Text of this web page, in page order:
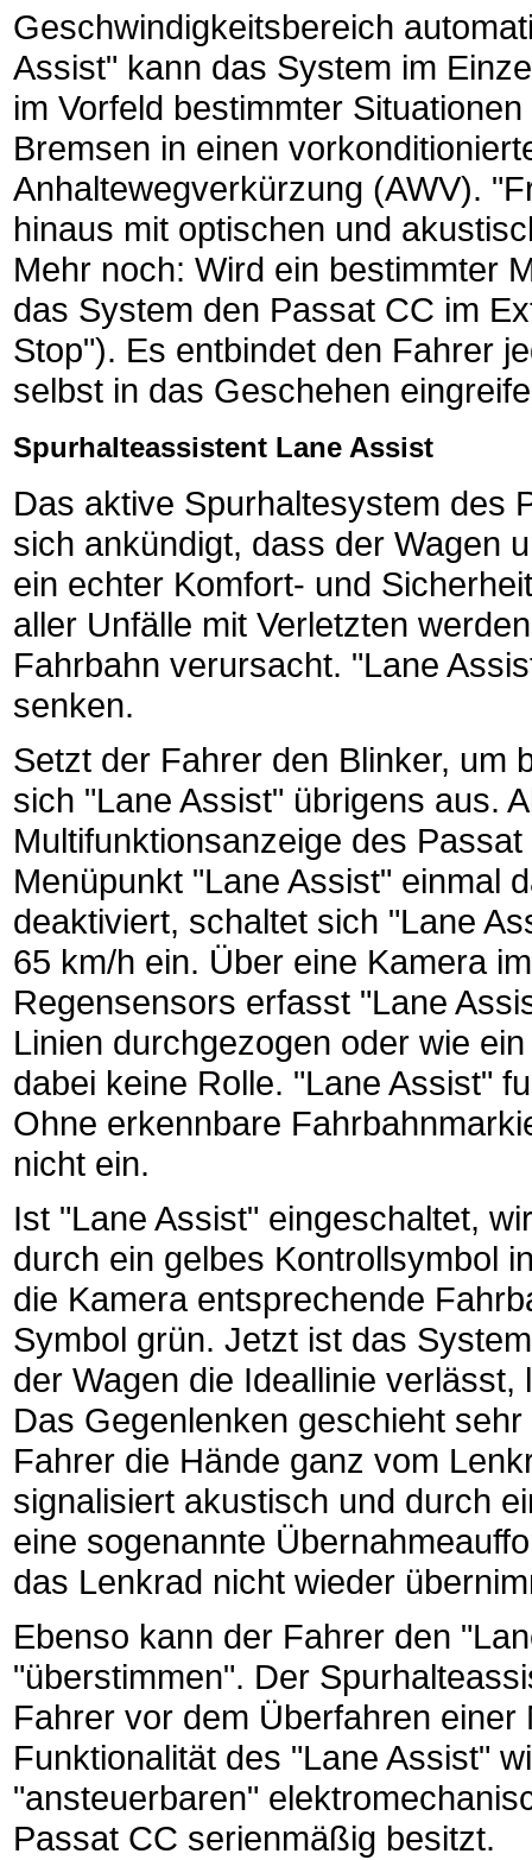
Geschwindigkeitsbereich
Assist" kann das System im
im Vorfeld bestimmter
Bremsen in einen
Anhaltewegverkürzung (AWV).
hinaus mit optischen und
Mehr noch: Wird ein bestimmter
das System den Passat CC im
Stop"). Es entbindet den Fahrer
selbst in das Geschehen
Spurhalteassistent Lane Assist
Das aktive Spurhaltesystem des
sich ankündigt, dass der Wagen
ein echter Komfort- und
aller Unfälle mit Verletzten
Fahrbahn verursacht. "Lane
senken.
Setzt der Fahrer den Blinker, um
sich "Lane Assist" übrigens aus.
Multifunktionsanzeige des
Menüpunkt "Lane Assist" einmal
deaktiviert, schaltet sich "Lane
65 km/h ein. Über eine Kamera
Regensensors erfasst "Lane
Linien durchgezogen oder wie
dabei keine Rolle. "Lane Assist"
Ohne erkennbare
nicht ein.
Ist "Lane Assist" eingeschaltet,
durch ein gelbes Kontrollsymbol
die Kamera entsprechende
Symbol grün. Jetzt ist das
der Wagen die Ideallinie
Das Gegenlenken geschieht
Fahrer die Hände ganz vom
signalisiert akustisch und durch
eine sogenannte
das Lenkrad nicht wieder
Ebenso kann der Fahrer den
"überstimmen". Der
Fahrer vor dem Überfahren
Funktionalität des "Lane Assist"
"ansteuerbaren"
Passat CC serienmäßig besitzt.